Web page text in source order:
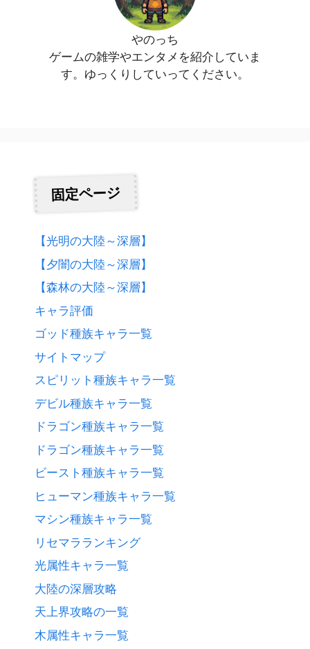
やのっち
ゲームの雑学やエンタメを紹介していま
す。ゆっくりしていってください。
固定ページ
【光明の大陸～深層】
【夕闇の大陸～深層】
【森林の大陸～深層】
キャラ評価
ゴッド種族キャラ一覧
サイトマップ
スピリット種族キャラ一覧
デビル種族キャラ一覧
ドラゴン種族キャラ一覧
ドラゴン種族キャラ一覧
ビースト種族キャラ一覧
ヒューマン種族キャラ一覧
マシン種族キャラ一覧
リセマラランキング
光属性キャラ一覧
大陸の深層攻略
天上界攻略の一覧
木属性キャラ一覧